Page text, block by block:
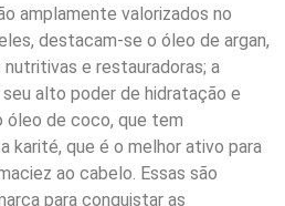
amplamente valorizados no
destacam-se o óleo de argan,
e restauradoras; a
alto poder de hidratação e
de coco, que tem
karité, que é o melhor ativo para
ao cabelo. Essas são
para conquistar as